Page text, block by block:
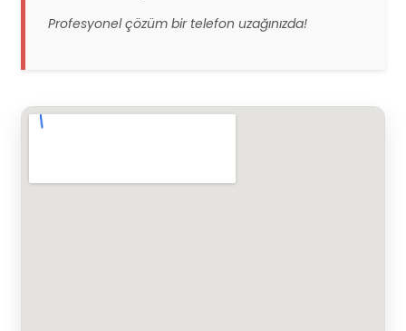
Profesyonel çözüm bir telefon uzağınızda!